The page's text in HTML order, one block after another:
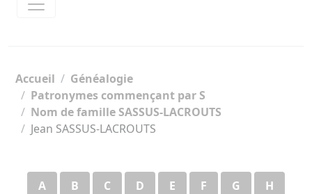
Accueil
Généalogie
Patronymes commençant par S
Nom de famille SASSUS-LACROUTS
Jean SASSUS-LACROUTS
A B C D E F G
H